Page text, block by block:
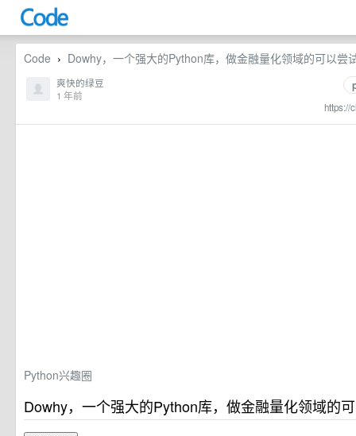
Code › Dowhy，一个强大的Python库，做金融量化领域的可以尝
https://
爽快的绿豆
1 年前
Python兴趣圈
Dowhy，一个强大的Python库，做金融量化领域的